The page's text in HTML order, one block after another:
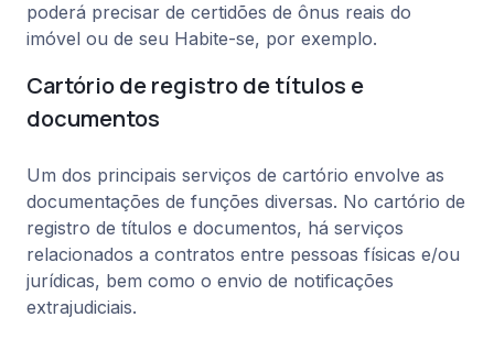
poderá precisar de certidões de ônus reais do
imóvel ou de seu Habite-se, por exemplo.
Cartório de registro de títulos e
documentos
Um dos principais serviços de cartório envolve as
documentações de funções diversas. No cartório de
registro de títulos e documentos, há serviços
relacionados a contratos entre pessoas físicas e/ou
jurídicas, bem como o envio de notificações
extrajudiciais.